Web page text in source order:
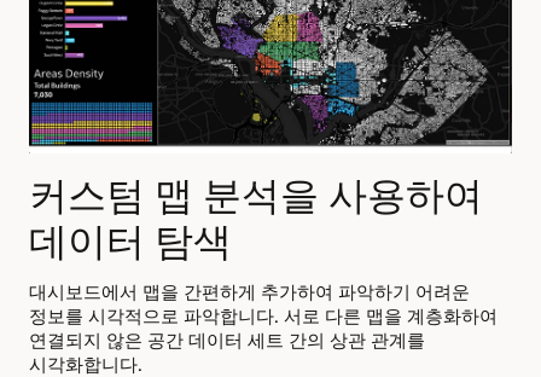
커스텀 맵 분석을 사용하여
데이터 탐색
대시보드에서 맵을 간편하게 추가하여 파악하기 어려운
정보를 시각적으로 파악합니다. 서로 다른 맵을 계층화하여
연결되지 않은 공간 데이터 세트 간의 상관 관계를
시각화합니다.